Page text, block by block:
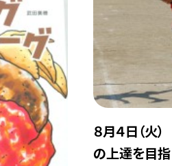
８月４日（火
の上達を目